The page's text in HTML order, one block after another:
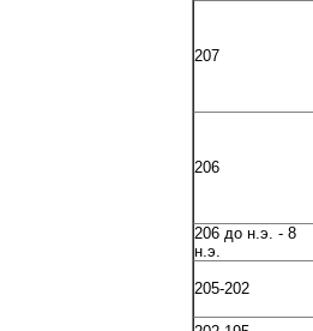
207
206
206 до н.э. - 8
н.э.
205-202